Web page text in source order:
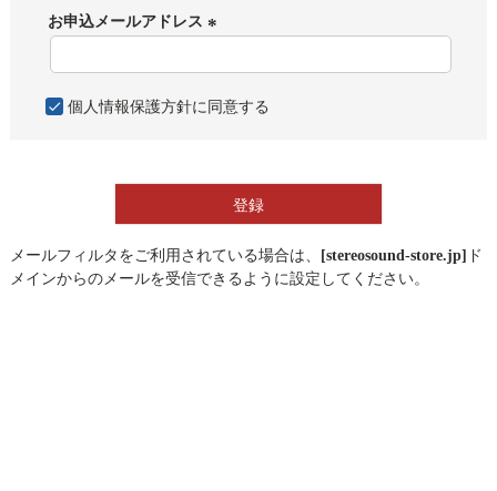
)
お申込メールアドレス
必
須
)
個人情報保護方針に同意する
登録
メールフィルタをご利用されている場合は、 [stereosound-store.jp] ド
メインからのメールを受信できるように設定してください。